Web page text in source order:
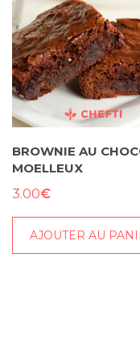
BROWNIE AU
MOELLEUX
3.00€
AJOUTER AU